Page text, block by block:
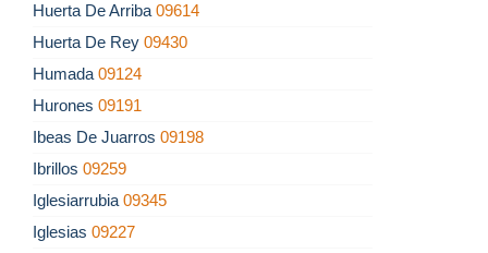
Huerta De Arriba 09614
Huerta De Rey 09430
Humada 09124
Hurones 09191
Ibeas De Juarros 09198
Ibrillos 09259
Iglesiarrubia 09345
Iglesias 09227